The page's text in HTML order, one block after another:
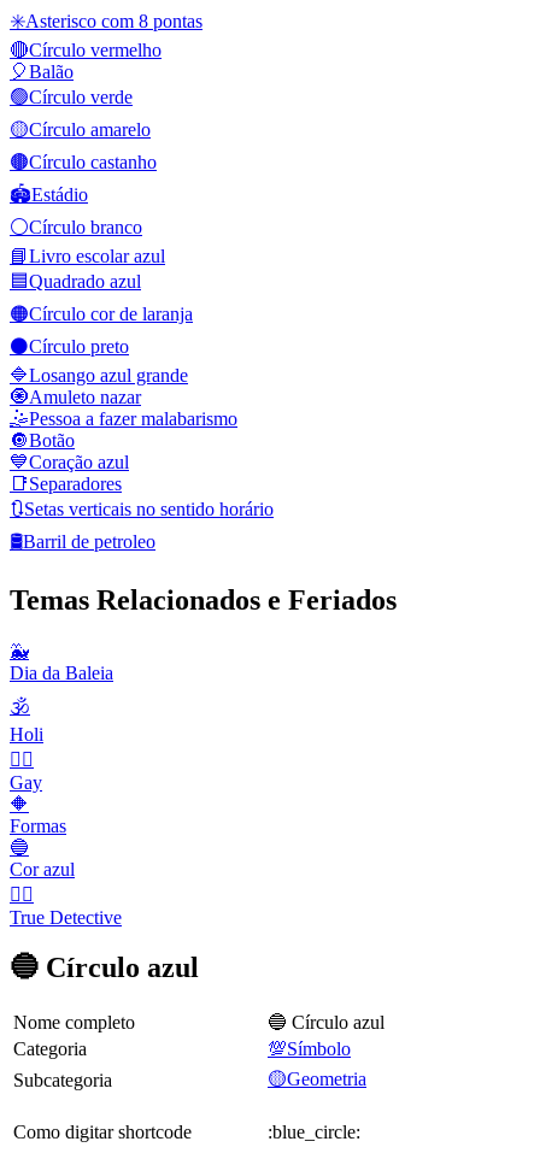
✳️Asterisco com 8 pontas
🔴Círculo vermelho
🎈Balão
🟢Círculo verde
🟡Círculo amarelo
🟤Círculo castanho
🏟️Estádio
⚪Círculo branco
📘Livro escolar azul
🟦Quadrado azul
🟠Círculo cor de laranja
⚫Círculo preto
🔷Losango azul grande
🧿Amuleto nazar
🤹Pessoa a fazer malabarismo
🔘Botão
💙Coração azul
📑Separadores
🔃Setas verticais no sentido horário
🛢️Barril de petroleo
Temas Relacionados e Feriados
🐳
Dia da Baleia
🕉
Holi
🏳️‍🌈
Gay
🔶
Formas
🔵
Cor azul
🕵️‍♂️
True Detective
🔵 Círculo azul
Nome completo
🔵 Círculo azul
Categoria
💯Símbolo
Subcategoria
🟡Geometria
Como digitar shortcode :blue_circle: